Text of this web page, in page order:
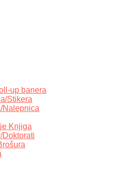
up banera
Stikera
Nalepnica
Knjiga
Doktorati